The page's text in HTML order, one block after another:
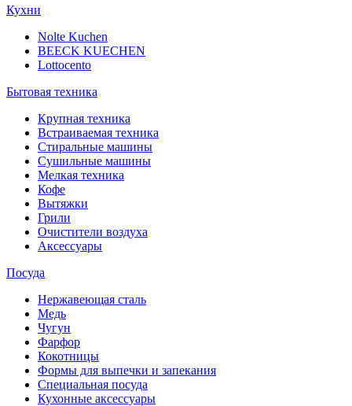
Кухни
Nolte Kuchen
BEECK KUECHEN
Lottocento
Бытовая техника
Крупная техника
Встраиваемая техника
Стиральные машины
Сушильные машины
Мелкая техника
Кофе
Вытяжки
Грили
Очистители воздуха
Аксессуары
Посуда
Нержавеющая сталь
Медь
Чугун
Фарфор
Кокотницы
Формы для выпечки и запекания
Специальная посуда
Кухонные аксессуары